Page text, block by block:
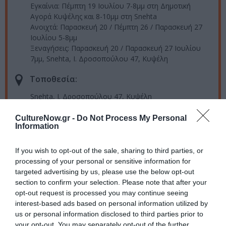
CultureNow.gr - Do Not Process My Personal
Information
If you wish to opt-out of the sale, sharing to third parties, or
processing of your personal or sensitive information for
targeted advertising by us, please use the below opt-out
section to confirm your selection. Please note that after your
opt-out request is processed you may continue seeing
interest-based ads based on personal information utilized by
us or personal information disclosed to third parties prior to
Εγκαίνια: Πέμπτη 19 Ιουλίου 7-8μμ στη Δημοτική
Αγορά Κυψέλης και 8-10μμ στη Snehta
Ανοιχτά: Παρασκευή 20 / Πέμπτη 26 / Παρασκευή 27
Ιουλίου 5-8μμ
Ξεναγήσεις: Παρασκευή 20 / Παρασκευή 27 Ιουλίου
7μμ, Snehta, Ι. Δροσοπούλου 47, Κυψέλη
Τοποθεσία:
Snehta, Ι. Δροσοπούλου 47, Κυψέλη
Snehta Residency
Δωρεάν
Πληροφορίες / Κρατήσεις:
www.snehtaresidency.org